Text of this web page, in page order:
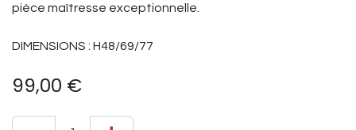
pièce maîtresse exceptionnelle.
DIMENSIONS : H48/69/77
99,00 €